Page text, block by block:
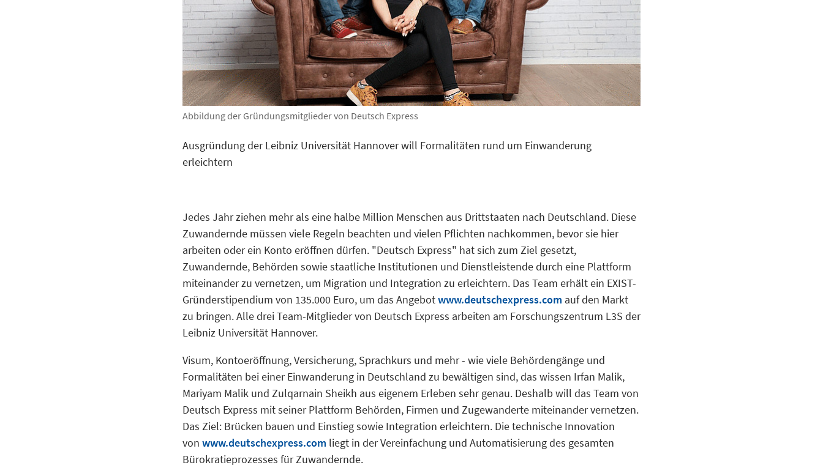
Abbildung der Gründungsmitglieder von Deutsch Express
Ausgründung der Leibniz Universität Hannover will Formalitäten rund um Einwanderung
erleichtern
Jedes Jahr ziehen mehr als eine halbe Million Menschen aus Drittstaaten nach Deutschland. Diese
Zuwandernde müssen viele Regeln beachten und vielen Pflichten nachkommen, bevor sie hier
arbeiten oder ein Konto eröffnen dürfen. "Deutsch Express" hat sich zum Ziel gesetzt,
Zuwandernde, Behörden sowie staatliche Institutionen und Dienstleistende durch eine Plattform
miteinander zu vernetzen, um Migration und Integration zu erleichtern. Das Team erhält ein EXIST-
Gründerstipendium von 135.000 Euro, um das Angebotwww.deutschexpress.com auf den Markt
zu bringen. Alle drei Team-Mitglieder von Deutsch Express arbeiten am Forschungszentrum L3S der
Leibniz Universität Hannover.
Visum, Kontoeröffnung, Versicherung, Sprachkurs und mehr - wie viele Behördengänge und
Formalitäten bei einer Einwanderung in Deutschland zu bewältigen sind, das wissen Irfan Malik,
Mariyam Malik und Zulqarnain Sheikh aus eigenem Erleben sehr genau. Deshalb will das Team von
Deutsch Express mit seiner Plattform Behörden, Firmen und Zugewanderte miteinander vernetzen.
Das Ziel: Brücken bauen und Einstieg sowie Integration erleichtern. Die technische Innovation
von www.deutschexpress.com liegt in der Vereinfachung und Automatisierung des gesamten
Bürokratieprozesses für Zuwandernde.